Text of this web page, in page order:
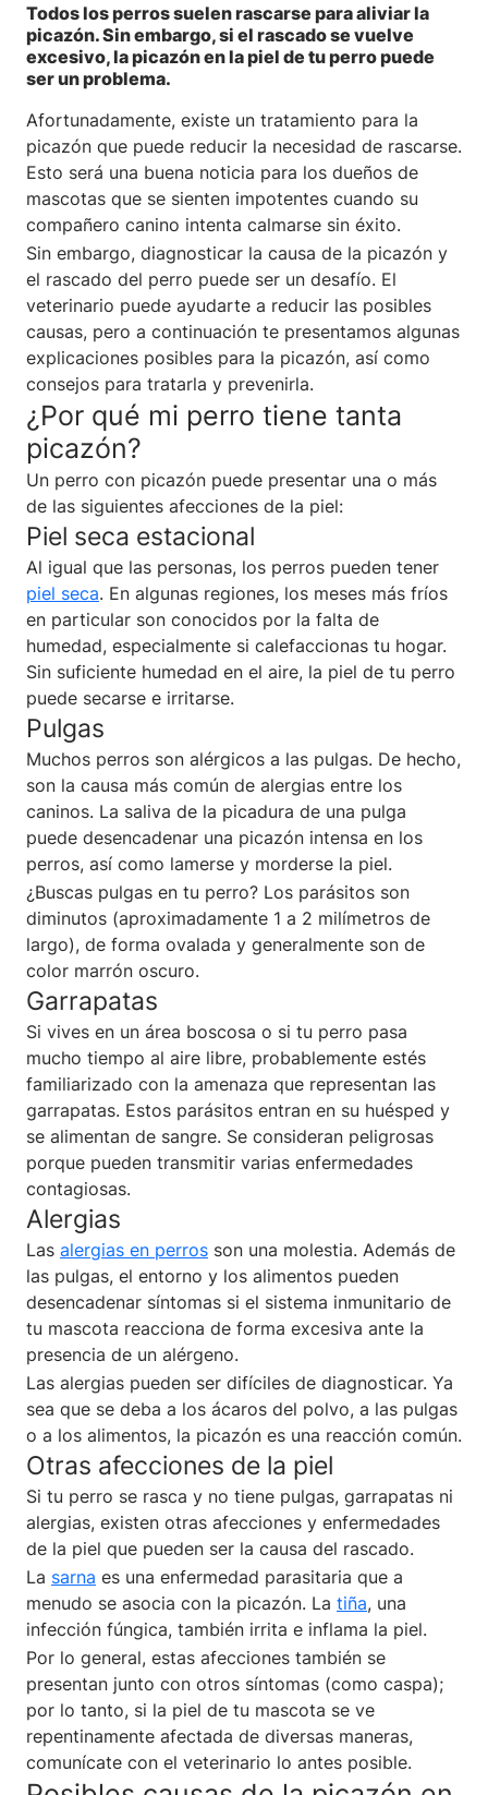
Todos los perros suelen rascarse para aliviar la
picazón. Sin embargo, si el rascado se vuelve
excesivo, la picazón en la piel de tu perro puede
ser un problema.
Afortunadamente, existe un tratamiento para la
picazón que puede reducir la necesidad de rascarse.
Esto será una buena noticia para los dueños de
mascotas que se sienten impotentes cuando su
compañero canino intenta calmarse sin éxito.
Sin embargo, diagnosticar la causa de la picazón y
el rascado del perro puede ser un desafío. El
veterinario puede ayudarte a reducir las posibles
causas, pero a continuación te presentamos algunas
explicaciones posibles para la picazón, así como
consejos para tratarla y prevenirla.
¿Por qué mi perro tiene tanta
picazón?
Un perro con picazón puede presentar una o más
de las siguientes afecciones de la piel:
Piel seca estacional
Al igual que las personas, los perros pueden tener
piel seca. En algunas regiones, los meses más fríos
en particular son conocidos por la falta de
humedad, especialmente si calefaccionas tu hogar.
Sin suficiente humedad en el aire, la piel de tu perro
puede secarse e irritarse.
Pulgas
Muchos perros son alérgicos a las pulgas. De hecho,
son la causa más común de alergias entre los
caninos. La saliva de la picadura de una pulga
puede desencadenar una picazón intensa en los
perros, así como lamerse y morderse la piel.
¿Buscas pulgas en tu perro? Los parásitos son
diminutos (aproximadamente 1 a 2 milímetros de
largo), de forma ovalada y generalmente son de
color marrón oscuro.
Garrapatas
Si vives en un área boscosa o si tu perro pasa
mucho tiempo al aire libre, probablemente estés
familiarizado con la amenaza que representan las
garrapatas. Estos parásitos entran en su huésped y
se alimentan de sangre. Se consideran peligrosas
porque pueden transmitir varias enfermedades
contagiosas.
Alergias
Las alergias en perros son una molestia. Además de
las pulgas, el entorno y los alimentos pueden
desencadenar síntomas si el sistema inmunitario de
tu mascota reacciona de forma excesiva ante la
presencia de un alérgeno.
Las alergias pueden ser difíciles de diagnosticar. Ya
sea que se deba a los ácaros del polvo, a las pulgas
o a los alimentos, la picazón es una reacción común.
Otras afecciones de la piel
Si tu perro se rasca y no tiene pulgas, garrapatas ni
alergias, existen otras afecciones y enfermedades
de la piel que pueden ser la causa del rascado.
La sarna es una enfermedad parasitaria que a
menudo se asocia con la picazón. La tiña, una
infección fúngica, también irrita e inflama la piel.
Por lo general, estas afecciones también se
presentan junto con otros síntomas (como caspa);
por lo tanto, si la piel de tu mascota se ve
repentinamente afectada de diversas maneras,
comunícate con el veterinario lo antes posible.